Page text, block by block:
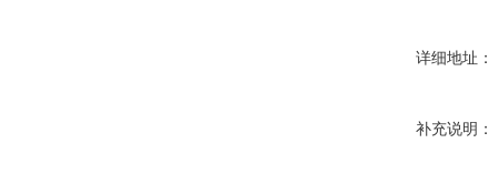
详细地址：
补充说明：